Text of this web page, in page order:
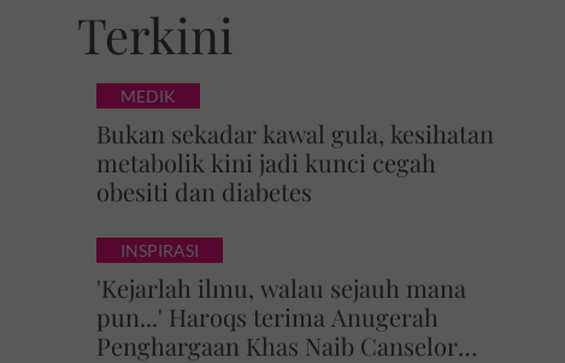
Terkini
MEDIK
Bukan sekadar kawal gula, kesihatan
metabolik kini jadi kunci cegah
obesiti dan diabetes
INSPIRASI
'Kejarlah ilmu, walau sejauh mana
pun...' Haroqs terima Anugerah
Penghargaan Khas Naib Canselor